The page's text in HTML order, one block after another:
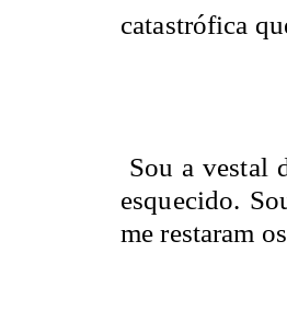
catastrófica
Sou a vestal
esquecido.
me restaram